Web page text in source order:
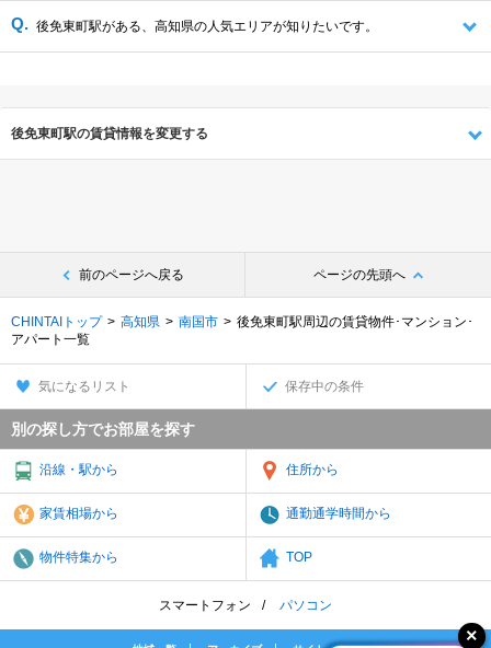
後免東町駅がある、高知県の人気エリアが知りたいです。
後免東町駅の賃貸情報を変更する
前のページへ戻る ページの先頭へ
CHINTAIトップ 高知県 南国市
後免東町駅周辺の賃貸物件･マンション･
アパート一覧
気になるリスト 保存中の条件
別の探し方でお部屋を探す
沿線・駅から 住所から
家賃相場から 通勤通学時間から
物件特集から TOP
スマートフォン パソコン